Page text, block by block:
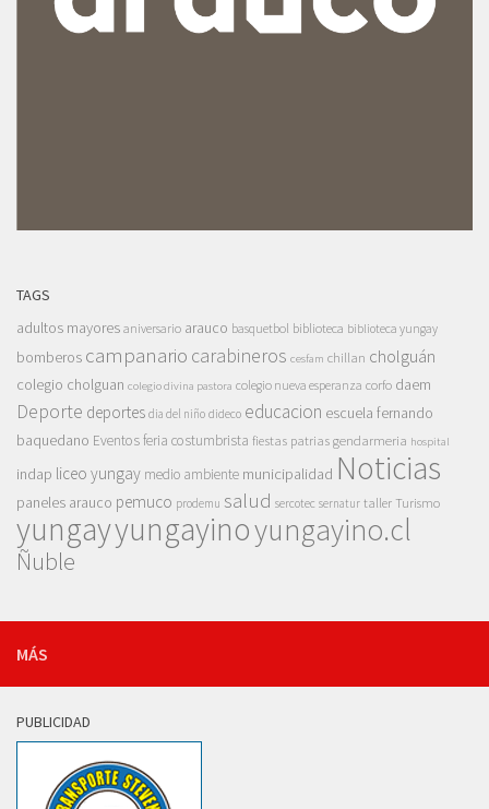
TAGS
adultos mayores aniversario arauco basquetbol biblioteca biblioteca yungay
bomberos campanario carabineros cesfam chillan cholguán
colegio cholguan colegio divina pastora colegio nueva esperanza corfo daem
Deporte deportes dia del niño dideco educacion escuela fernando
baquedano Eventosferia costumbrista fiestas patrias gendarmeria hospital
indap liceo yungay medio ambiente municipalidad Noticias
paneles arauco pemuco prodemu salud sercotec sernatur taller Turismo
yungayyungayinoyungayino.cl
Ñuble
MÁS
PUBLICIDAD